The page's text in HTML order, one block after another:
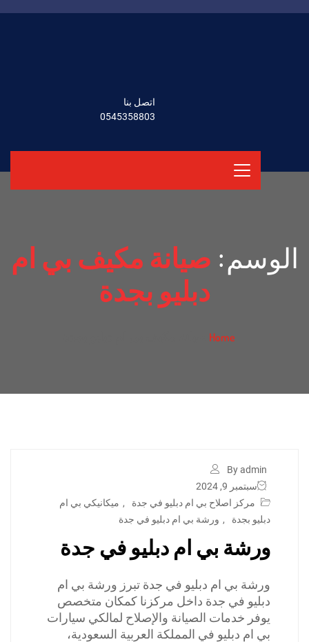
اتصل بنا
0545358803
الوسم: صيانة مكيف بي ام
دبليو بجدة
Home
By admin
سبتمبر 9, 2024
مركز اصلاح بي ام دبليو في جدة
, ميكانيكي بي ام
دبليو بجدة
, ورشة بي ام دبليو في جدة
ورشة بي ام دبليو في جدة
ورشة بي ام دبليو في جدة تبرز ورشة بي ام
دبليو في جدة داخل مركزنا كمكان متخصص
يوفر خدمات الصيانة والإصلاح لمالكي سيارات
بي ام دبليو في المملكة العربية السعودية،